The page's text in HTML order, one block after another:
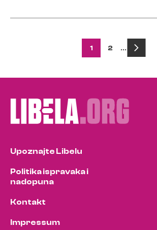
pagination
1 2 …
Upoznajte Libelu
Politika ispravaka i
nadopuna
Kontakt
Impressum